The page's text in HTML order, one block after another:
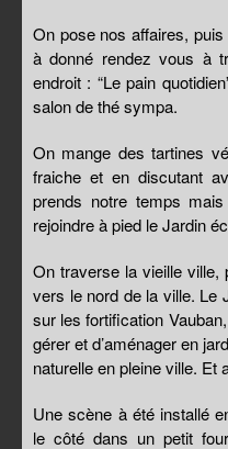
On pose nos affaires,
à donné rendez vous à
endroit : “Le pain
salon de thé sympa.
On mange des tartines
fraiche et en discutant
prends notre temps
rejoindre à pied le Jardin
On traverse la vieille
vers le nord de la ville. Le
sur les fortification
gérer et d’aménager en
naturelle en pleine ville. Et
Une scène à été installé
le côté dans un petit